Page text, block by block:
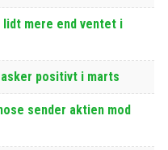
lidt mere end ventet i
positivt i marts
sender aktien mod